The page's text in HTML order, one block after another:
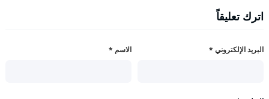
اترك تعليقاً
الاسم * البريد الإلكتروني *